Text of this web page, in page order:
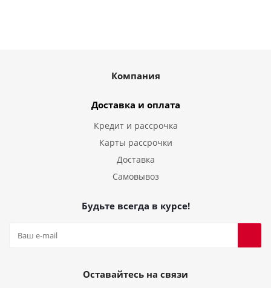
Компания
Доставка и оплата
Кредит и рассрочка
Карты рассрочки
Доставка
Самовывоз
Будьте всегда в курсе!
Оставайтесь на связи